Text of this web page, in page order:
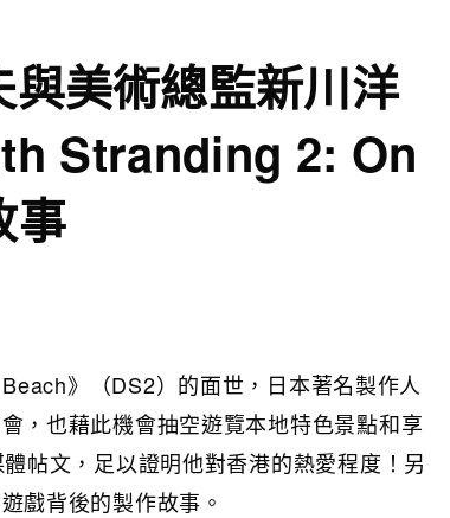
美術總監新川洋
Stranding 2: On
事
》（DS2）的面世，日本著名製作人
，也藉此機會抽空遊覽本地特色景點和享
帖文，足以證明他對香港的熱愛程度！另
戲背後的製作故事。